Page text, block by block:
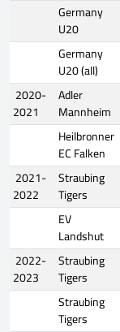
Germany
U20
Germany
U20 (all)
2020-
2021
Adler
Mannheim
Heilbronner
EC Falken
2021-
2022
Straubing
Tigers
EV
Landshut
2022-
2023
Straubing
Tigers
Straubing
Tigers